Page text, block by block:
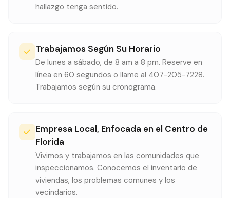
hallazgo tenga sentido.
Trabajamos Según Su Horario
De lunes a sábado, de 8 am a 8 pm. Reserve en
línea en 60 segundos o llame al 407-205-7228.
Trabajamos según su cronograma.
Empresa Local, Enfocada en el Centro de
Florida
Vivimos y trabajamos en las comunidades que
inspeccionamos. Conocemos el inventario de
viviendas, los problemas comunes y los
vecindarios.